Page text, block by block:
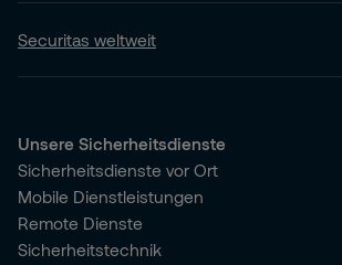
Securitas weltweit
Unsere Sicherheitsdienste
Sicherheitsdienste vor Ort
Mobile Dienstleistungen
Remote Dienste
Sicherheitstechnik